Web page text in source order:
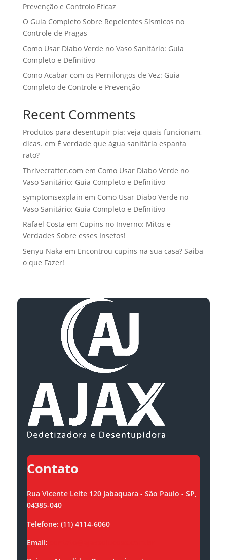
Prevenção e Controlo Eficaz
O Guia Completo Sobre Repelentes Sísmicos no
Controle de Pragas
Como Usar Diabo Verde no Vaso Sanitário: Guia
Completo e Definitivo
Como Acabar com os Pernilongos de Vez: Guia
Completo de Controle e Prevenção
Recent Comments
Produtos para desentupir pia: veja quais funcionam,
dicas. em É verdade que água sanitária espanta
rato?
Thrivecrafter.com em Como Usar Diabo Verde no
Vaso Sanitário: Guia Completo e Definitivo
symptomsexplain em Como Usar Diabo Verde no
Vaso Sanitário: Guia Completo e Definitivo
Rafael Costa em Cupins no Inverno: Mitos e
Verdades Sobre esses Insetos!
Senyu Naka em Encontrou cupins na sua casa? Saiba
o que Fazer!
Contato
Rua Vicente Leite 120 Jabaquara - São Paulo - SP,
04385-040
Telefone: (11) 4114-6060
Email: